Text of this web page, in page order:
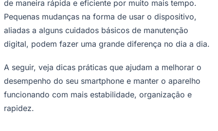
Paulistão
Copa do Brasil
Sul-Americana
Copa América
Champions League
La Liga
Bundesliga
Mundial 2026
de maneira rápida e eficiente por muito mais tempo.
Pequenas mudanças na forma de usar o dispositivo,
aliadas a alguns cuidados básicos de manutenção
digital, podem fazer uma grande diferença no dia a dia.
A seguir, veja dicas práticas que ajudam a melhorar o
desempenho do seu smartphone e manter o aparelho
funcionando com mais estabilidade, organização e
rapidez.